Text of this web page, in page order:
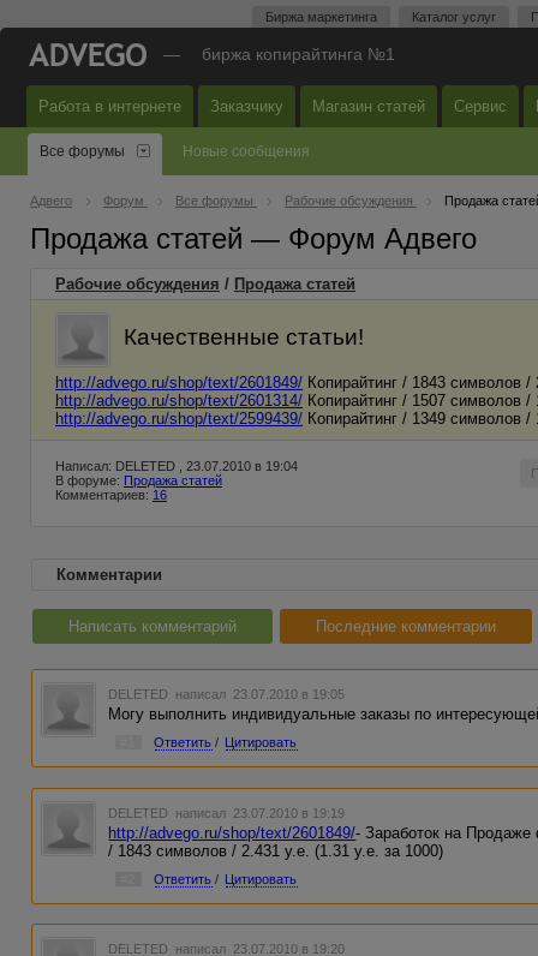
Биржа маркетинга Каталог услуг
— биржа копирайтинга №1
Работа в интернете Заказчику Магазин статей Сервис
Все форумы Новые сообщения
Адвего Форум Все форумы Рабочие обсуждения Продажа
Продажа статей — Форум Адвего
Рабочие обсуждения / Продажа статей
Качественные статьи!
http://advego.ru/shop/text/2601849/ Копирайтинг / 1843 символов
http://advego.ru/shop/text/2601314/ Копирайтинг / 1507 символов
http://advego.ru/shop/text/2599439/ Копирайтинг / 1349 символов
Написал: DELETED , 23.07.2010 в 19:04
В форуме: Продажа статей
Комментариев: 16
Комментарии
Написать комментарий Последние комментарии
DELETED написал 23.07.2010 в 19:05
Могу выполнить индивидуальные заказы по
Ответить / Цитировать
DELETED написал 23.07.2010 в 19:19
http://advego.ru/shop/text/2601849/- Заработок на
/ 1843 символов / 2.431 у.е. (1.31 у.е. за 1000)
Ответить / Цитировать
DELETED написал 23.07.2010 в 19:20